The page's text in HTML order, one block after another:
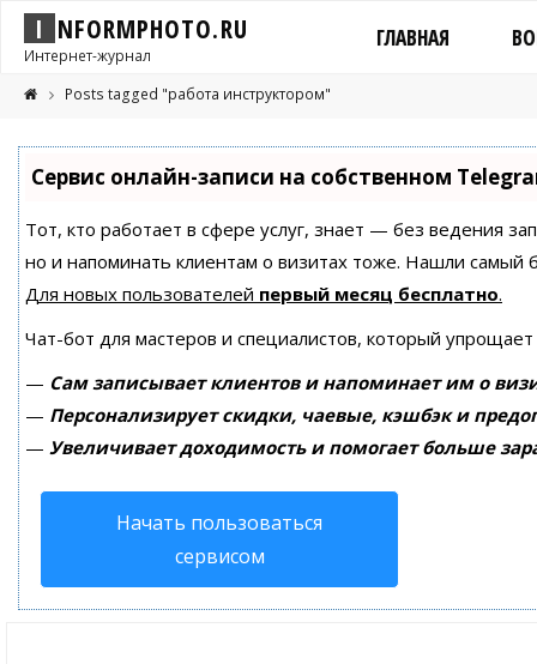
I NFORMPHOTO.RU
Интернет-журнал
ГЛАВНАЯ
Posts tagged "работа инструктором"
Сервис онлайн-записи на собственном
Тот, кто работает в сфере услуг, знает — без ведения
но и напоминать клиентам о визитах тоже. Нашли
Для новых пользователей первый месяц бесплатно.
Чат-бот для мастеров и специалистов, который
— Сам записывает клиентов и напоминает им о
— Персонализирует скидки, чаевые, кэшбэк и
— Увеличивает доходимость и помогает больше
Начать пользоваться
сервисом